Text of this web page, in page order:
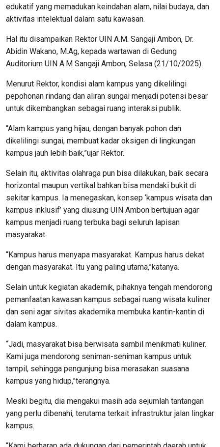
edukatif yang memadukan keindahan alam, nilai budaya, dan
aktivitas intelektual dalam satu kawasan.
Hal itu disampaikan Rektor UIN A.M. Sangaji Ambon, Dr.
Abidin Wakano, M.Ag, kepada wartawan di Gedung
Auditorium UIN A.M Sangaji Ambon, Selasa (21/10/2025).
Menurut Rektor, kondisi alam kampus yang dikelilingi
pepohonan rindang dan aliran sungai menjadi potensi besar
untuk dikembangkan sebagai ruang interaksi publik.
“Alam kampus yang hijau, dengan banyak pohon dan
dikelilingi sungai, membuat kadar oksigen di lingkungan
kampus jauh lebih baik,”ujar Rektor.
Selain itu, aktivitas olahraga pun bisa dilakukan, baik secara
horizontal maupun vertikal bahkan bisa mendaki bukit di
sekitar kampus. Ia menegaskan, konsep ‘kampus wisata dan
kampus inklusif’ yang diusung UIN Ambon bertujuan agar
kampus menjadi ruang terbuka bagi seluruh lapisan
masyarakat.
“Kampus harus menyapa masyarakat. Kampus harus dekat
dengan masyarakat. Itu yang paling utama,”katanya.
Selain untuk kegiatan akademik, pihaknya tengah mendorong
pemanfaatan kawasan kampus sebagai ruang wisata kuliner
dan seni agar sivitas akademika membuka kantin-kantin di
dalam kampus.
“Jadi, masyarakat bisa berwisata sambil menikmati kuliner.
Kami juga mendorong seniman-seniman kampus untuk
tampil, sehingga pengunjung bisa merasakan suasana
kampus yang hidup,”terangnya.
Meski begitu, dia mengakui masih ada sejumlah tantangan
yang perlu dibenahi, terutama terkait infrastruktur jalan lingkar
kampus.